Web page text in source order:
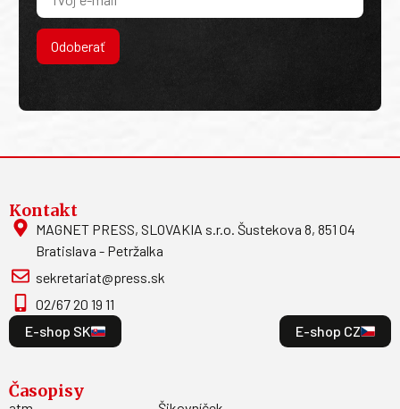
Odoberať
Kontakt
MAGNET PRESS, SLOVAKIA s.r.o. Šustekova 8, 851 04
Bratislava - Petržalka
sekretariat@press.sk
02/67 20 19 11
E-shop SK
E-shop CZ
Časopisy